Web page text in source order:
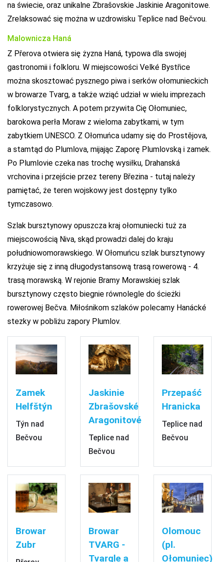
na świecie, oraz unikalne Zbrašovskie Jaskinie Aragonitowe.
Zrelaksować się można w uzdrowisku Teplice nad Bečvou.
Malownicza Haná
Z Přerova otwiera się żyzna Haná, typowa dla swojej
gastronomii i folkloru. W miejscowości Velké Bystřice
można skosztować pysznego piwa i serków ołomunieckich
w browarze Tvarg, a także wziąć udział w wielu imprezach
folklorystycznych. A potem przywita Cię Ołomuniec,
barokowa perła Moraw z wieloma zabytkami, w tym
zabytkiem UNESCO. Z Ołomuńca udamy się do Prostějova,
a stamtąd do Plumlova, mijając Zaporę Plumlovską i zamek.
Po Plumlovie czeka nas trochę wysiłku, Drahanská
vrchovina i przejście przez tereny Březina - tutaj należy
pamiętać, że teren wojskowy jest dostępny tylko
tymczasowo.
Szlak bursztynowy opuszcza kraj ołomuniecki tuż za
miejscowością Niva, skąd prowadzi dalej do kraju
południowomorawskiego. W Ołomuńcu szlak bursztynowy
krzyżuje się z inną długodystansową trasą rowerową - 4.
trasą morawską. W rejonie Bramy Morawskiej szlak
bursztynowy często biegnie równolegle do ścieżki
rowerowej Bečva. Miłośnikom szlaków polecamy Hanácké
stezky w pobliżu zapory Plumlov.
Zamek
Helfštýn
Týn nad
Bečvou
Jaskinie
Zbrašovské
Aragonitové
Teplice nad
Bečvou
Przepaść
Hranicka
Teplice nad
Bečvou
Browar
Zubr
Browar
TVARG -
Tvargle a
Olomouc
(pl.
Ołomuniec)